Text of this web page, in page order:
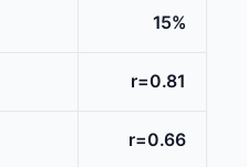
15%
r=0.81
r=0.66